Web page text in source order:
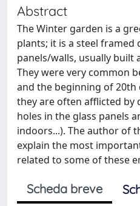
Abstract
The Winter garden is a
plants; it is a steel
panels/walls, usually built
They were very common
and the beginning of 20th
they are often afflicted by
holes in the glass panels
indoors...). The author of
explain the most
related to some of these
Scheda breve